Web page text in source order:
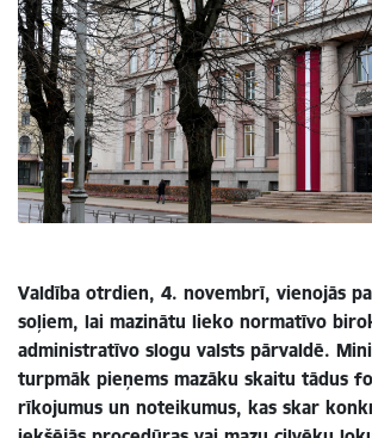
Valdība otrdien, 4. novembrī, vienojās
soļiem, lai mazinātu lieko normatīvo
administratīvo slogu valsts pārvaldē.
turpmāk pieņems mazāku skaitu tādus
rīkojumus un noteikumus, kas skar